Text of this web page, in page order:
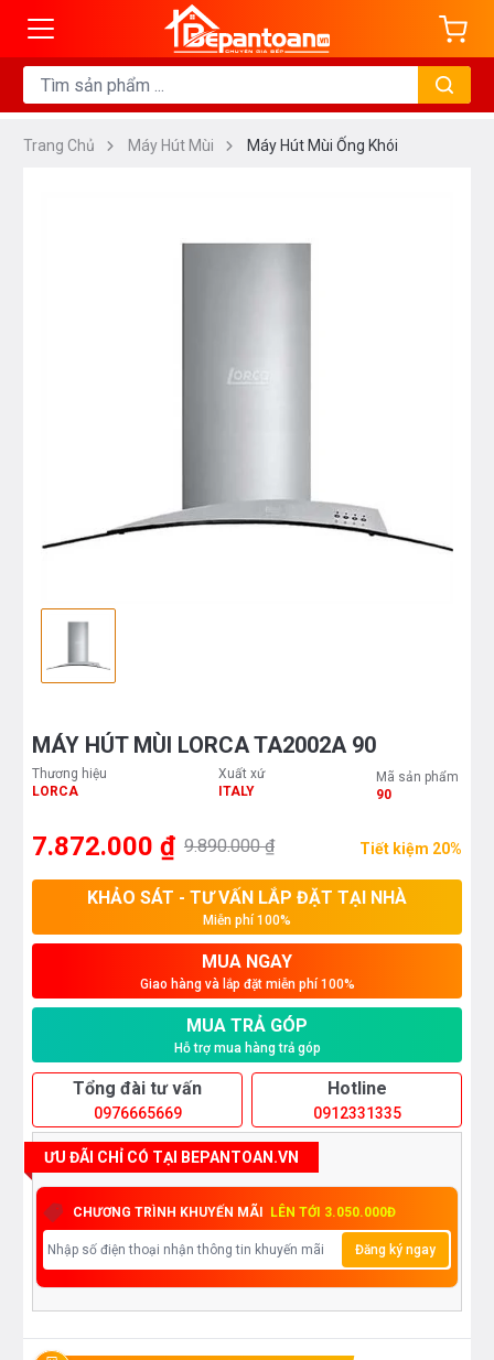
Trang Chủ Máy Hút Mùi Máy Hút Mùi Ống Khói
MÁY HÚT MÙI LORCA TA2002A 90
Thương hiệu
LORCA
Xuất xứ
ITALY
Mã sản phẩm
90
7.872.000 ₫ 9.890.000 ₫ Tiết kiệm 20%
KHẢO SÁT - TƯ VẤN LẮP ĐẶT TẠI NHÀ
Miễn phí 100%
MUA NGAY
Giao hàng và lắp đặt miễn phí 100%
MUA TRẢ GÓP
Hỗ trợ mua hàng trả góp
Tổng đài tư vấn
0976665669
Hotline
0912331335
ƯU ĐÃI CHỈ CÓ TẠI BEPANTOAN.VN
CHƯƠNG TRÌNH KHUYẾN MÃI LÊN TỚI 3.050.000Đ
Đăng ký ngay